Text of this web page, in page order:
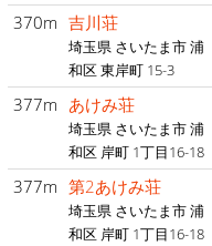
370m 吉川荘
埼玉県 さいたま市 浦
和区 東岸町 15-3
377m あけみ荘
埼玉県 さいたま市 浦
和区 岸町 1丁目16-18
377m 第2あけみ荘
埼玉県 さいたま市 浦
和区 岸町 1丁目16-18